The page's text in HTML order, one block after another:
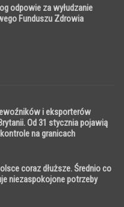
odpowie za wyłudzanie
Funduszu Zdrowia
i eksporterów
Od 31 stycznia pojawią
na granicach
coraz dłuższe. Średnio co
niezaspokojone potrzeby